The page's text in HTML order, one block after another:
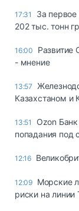
17:31
За
202 тыс. тонн
16:00
Развитие
- мнение
13:57
Казахстаном и
13:51
Ozon
попадания под
12:16
12:09 Морские
риски на линии